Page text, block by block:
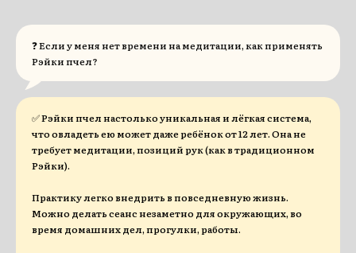
❓ Если у меня нет времени на медитации, как применять
Рэйки пчел?
✅ Рэйки пчел настолько уникальная и лёгкая система,
что овладеть ею может даже ребёнок от 12 лет. Она не
требует медитации, позиций рук (как в традиционном
Рэйки).
Практику легко внедрить в повседневную жизнь.
Можно делать сеанс незаметно для окружающих, во
время домашних дел, прогулки, работы.